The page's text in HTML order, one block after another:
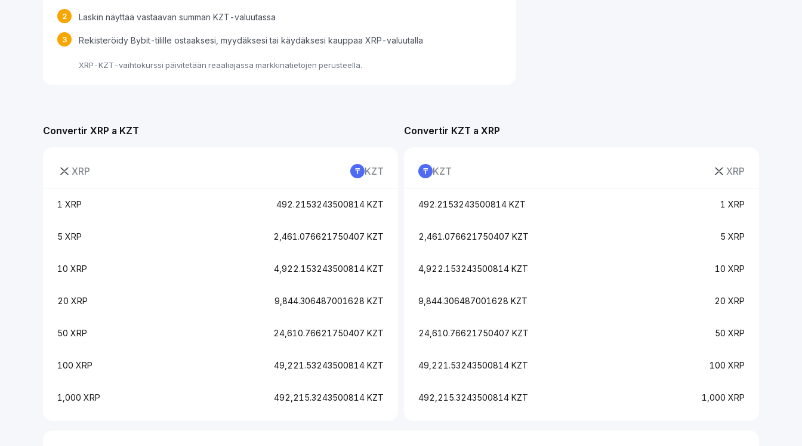
2 Laskin näyttää vastaavan summan KZT-valuutassa
3 Rekisteröidy Bybit-tilille ostaaksesi, myydäksesi tai käydäksesi kauppaa XRP-valuutalla
XRP-KZT-vaihtokurssi päivitetään reaaliajassa markkinatietojen perusteella.
Convertir XRP a KZT
XRP KZT
1 XRP 492.2153243500814 KZT
5 XRP 2,461.076621750407 KZT
10 XRP 4,922.153243500814 KZT
20 XRP 9,844.306487001628 KZT
50 XRP 24,610.76621750407 KZT
100 XRP 49,221.53243500814 KZT
1,000 XRP 492,215.3243500814 KZT
Convertir KZT a XRP
KZT XRP
492.2153243500814 KZT 1 XRP
2,461.076621750407 KZT 5 XRP
4,922.153243500814 KZT 10 XRP
9,844.306487001628 KZT 20 XRP
24,610.76621750407 KZT 50 XRP
49,221.53243500814 KZT 100 XRP
492,215.3243500814 KZT 1,000 XRP